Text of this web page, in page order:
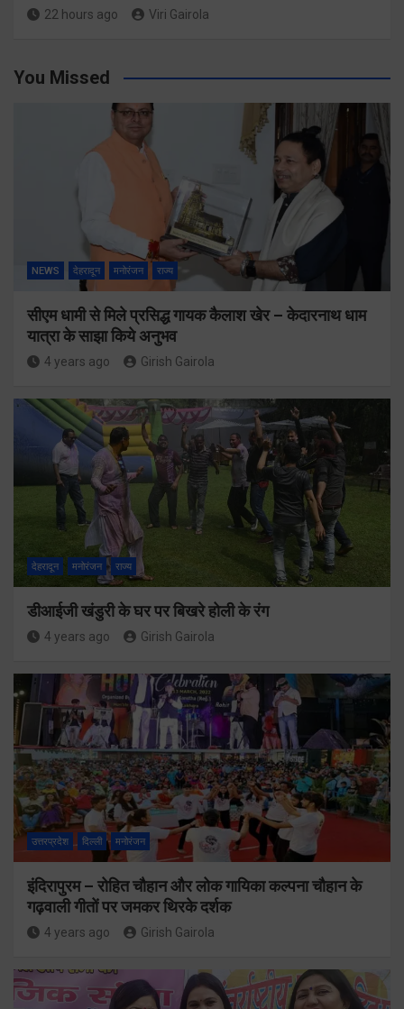
22 hours ago Viri Gairola
You Missed
NEWS देहरादून मनोरंजन राज्य
सीएम धामी से मिले प्रसिद्ध गायक कैलाश खेर – केदारनाथ धाम
यात्रा के साझा किये अनुभव
4 years ago Girish Gairola
देहरादून मनोरंजन राज्य
डीआईजी खंडुरी के घर पर बिखरे होली के रंग
4 years ago Girish Gairola
उत्तरप्रदेश दिल्ली मनोरंजन
इंदिरापुरम – रोहित चौहान और लोक गायिका कल्पना चौहान के
गढ़वाली गीतों पर जमकर थिरके दर्शक
4 years ago Girish Gairola